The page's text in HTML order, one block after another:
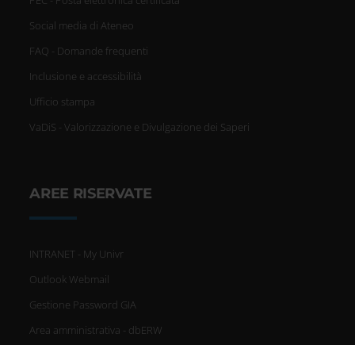
Social media di Ateneo
FAQ - Domande frequenti
Inclusione e accessibilità
Ufficio stampa
VaDiS - Valorizzazione e Divulgazione dei Saperi
AREE RISERVATE
INTRANET - My Univr
Outlook Webmail
Gestione Password GIA
Area amministrativa - dbERW